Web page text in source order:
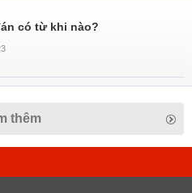
có từ khi nào?
thêm